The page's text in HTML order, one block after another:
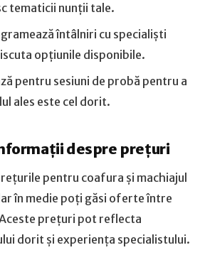
tematicii nunții tale.
întâlniri cu specialiști
opțiunile disponibile.
pentru sesiuni de probă pentru a
ales este cel dorit.
despre prețuri
pentru coafura și machiajul
în medie poți găsi oferte între
prețuri pot reflecta
dorit și experiența specialistului.